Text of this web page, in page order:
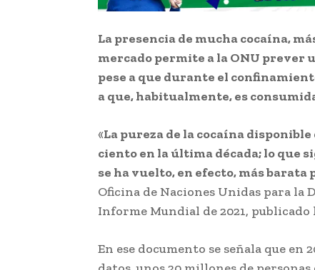
La presencia de mucha cocaína,
mercado permite a la ONU prever
pese a que durante el
a que, habitualmente, es
«La pureza de la cocaína
ciento en la última década; lo que
se ha vuelto, en efecto, más barata
Oficina de Naciones Unidas para la
Informe Mundial de 2021, publicado
En ese documento se señala que en